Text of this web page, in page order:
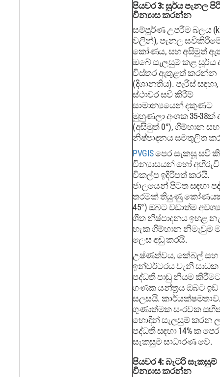
පියවර 3: සූර්ය පැනල
වින්‍යාස කරන්න
සම්පූර්ණ උපරිම බලය
වලින්), පැනල
කෝණය, සහ අසිමුත්
ඔබේ සැලසුම් කළ සූර්ය
විස්තර ඇතුළත් කරන්න
(දිශානතිය). පැරිස් සඳහා,
ස්ථාවර සවි කිරීම්
සාමාන්‍යයෙන් දකුණට
මුහුණලා අංශක 35-
(අසිමුත් 0°), ගිම්හාන
නිෂ්පාදනය සමතුලිත
PVGISපෙර සැකසූ සවි
වින්‍යාසයන් හෝ අභිරුචි
විකල්ප ඉදිරිපත් කරයි.
ජාලයෙන් පිටත සඳහා
තරමක් තියුණු කෝණයක්
45°) ඔබට වඩාත්ම
ශීත නිෂ්පාදනය ඉහළ
හැක ගිම්හාන නිමැවුම
ලෙස අඩු කරයි.
උෂ්ණත්වය, කේබල් සහ
ඉන්වර්ටරය වැනි
පද්ධති පාඩු නියම කිරීමට
ගණක යන්ත්‍රය ඔබට ඉඩ
සලසයි.
ගුණාත්මක සංරචක
හොඳින් සැලසුම් කරන
පද්ධති සඳහා 14% ක
සැකසුම සාධාරණ වේ.
පියවර 4: බැටරි සැකසුම්
වින්‍යාස කරන්න